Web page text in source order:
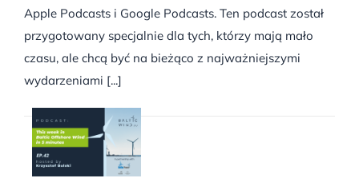
Apple Podcasts i Google Podcasts. Ten podcast został
przygotowany specjalnie dla tych, którzy mają mało
czasu, ale chcą być na bieżąco z najważniejszymi
wydarzeniami [...]